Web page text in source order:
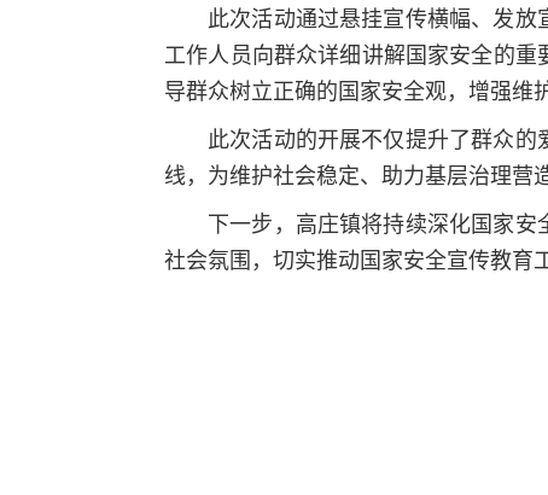
此次活动通过悬挂宣传横幅、发放
工作人员向群众详细讲解国家安全的
导群众树立正确的国家安全观，增强维
此次活动的开展不仅提升了群众
线，为维护社会稳定、助力基层治理营
下一步，高庄镇将持续深化国家
社会氛围，切实推动国家安全宣传教育